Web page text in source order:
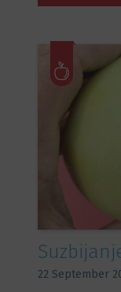
22 September